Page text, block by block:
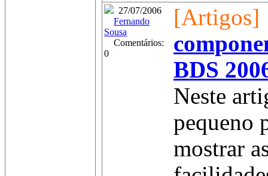
27/07/2006
Fernando
Sousa
Comentários:
0
[Artigos]
BDS
Neste
pequeno
mostrar